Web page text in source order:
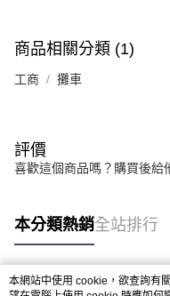
商品相關分類 (1)
工商 攤車
評價
喜歡這個商品嗎？購買後給
本分類熱銷全站排行
本網站中使用 cookie，欲查詢有